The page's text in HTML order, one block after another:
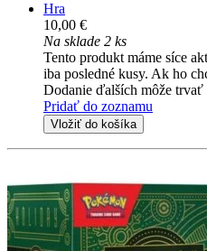
Hra
10,00 €
Na sklade 2 ks
Tento produkt máme síce
iba posledné kusy. Ak ho
Dodanie ďalších môže trvať
Pridať do zoznamu
Vložiť do košíka